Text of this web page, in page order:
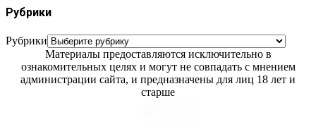
Рубрики
Рубрики
Материалы предоставляются исключительно в
ознакомительных целях и могут не совпадать с мнением
администрации сайта, и предназначены для лиц 18 лет и
старше